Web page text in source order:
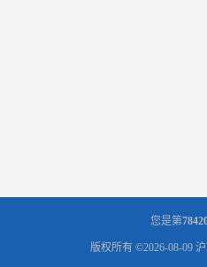
您是第
版权所有 ©2026-08-09